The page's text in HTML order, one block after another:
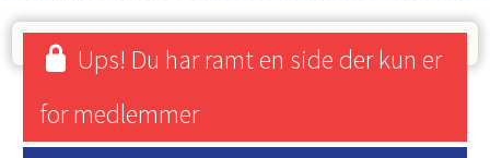
Ups! Du har ramt en side der kun er
for medlemmer